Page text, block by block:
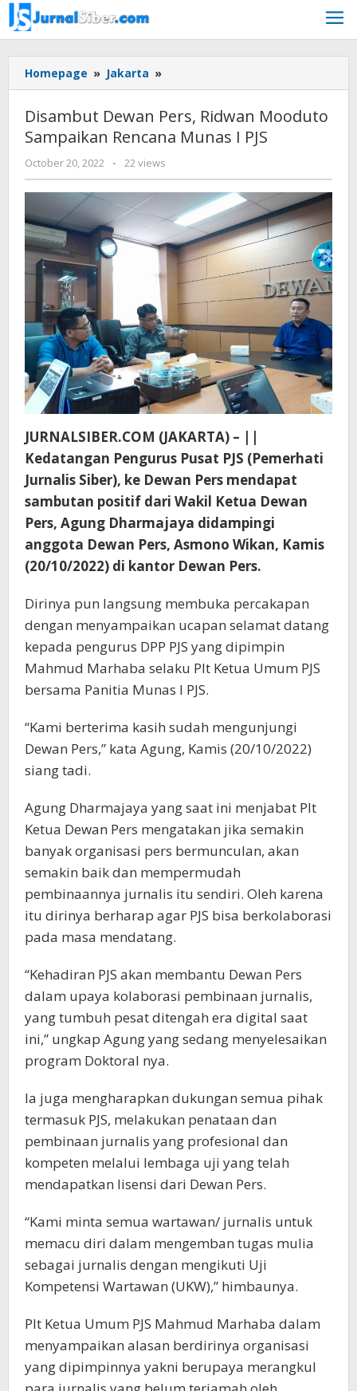
Skip
to
content
Homepage » Jakarta »
Dewan
Ridwan
Mooduto
Munas
PJS
Disambut Dewan Pers, Ridwan Mooduto
Sampaikan Rencana Munas I PJS
October 20, 2022
by
Jurnalsiber
- 22 views
JURNALSIBER.COM (JAKARTA) – ||
Kedatangan Pengurus Pusat PJS (Pemerhati
Jurnalis Siber), ke Dewan Pers mendapat
sambutan positif dari Wakil Ketua Dewan
Pers, Agung Dharmajaya didampingi
anggota Dewan Pers, Asmono Wikan, Kamis
(20/10/2022) di kantor Dewan Pers.
Dirinya pun langsung membuka percakapan
dengan menyampaikan ucapan selamat datang
kepada pengurus DPP PJS yang dipimpin
Mahmud Marhaba selaku Plt Ketua Umum PJS
bersama Panitia Munas I PJS.
“Kami berterima kasih sudah mengunjungi
Dewan Pers,” kata Agung, Kamis (20/10/2022)
siang tadi.
Agung Dharmajaya yang saat ini menjabat Plt
Ketua Dewan Pers mengatakan jika semakin
banyak organisasi pers bermunculan, akan
semakin baik dan mempermudah
pembinaannya jurnalis itu sendiri. Oleh karena
itu dirinya berharap agar PJS bisa berkolaborasi
pada masa mendatang.
“Kehadiran PJS akan membantu Dewan Pers
dalam upaya kolaborasi pembinaan jurnalis,
yang tumbuh pesat ditengah era digital saat
ini,” ungkap Agung yang sedang menyelesaikan
program Doktoral nya.
Ia juga mengharapkan dukungan semua pihak
termasuk PJS, melakukan penataan dan
pembinaan jurnalis yang profesional dan
kompeten melalui lembaga uji yang telah
mendapatkan lisensi dari Dewan Pers.
“Kami minta semua wartawan/ jurnalis untuk
memacu diri dalam mengemban tugas mulia
sebagai jurnalis dengan mengikuti Uji
Kompetensi Wartawan (UKW),” himbaunya.
Plt Ketua Umum PJS Mahmud Marhaba dalam
menyampaikan alasan berdirinya organisasi
yang dipimpinnya yakni berupaya merangkul